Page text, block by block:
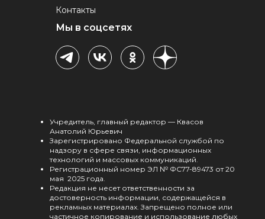
Контакты
Мы в соцсетях
Учредитель, главный редактор — Квасов
Анатолий Юрьевич
Зарегистрировано Федеральной службой по
надзору в сфере связи, информационных
технологий и массовых коммуникаций.
Регистрационный номер ЭЛ № ФС77-89473 от 20
мая 2025 года.
Редакция не несет ответственности за
достоверность информации, содержащейся в
рекламных материалах. Запрещено полное или
частичное копирование и использование любых